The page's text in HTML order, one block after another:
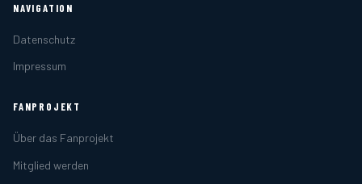
NAVIGATION
Datenschutz
Impressum
FANPROJEKT
Über das Fanprojekt
Mitglied werden